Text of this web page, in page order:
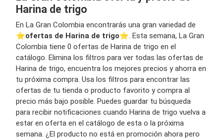
Harina de trigo
En La Gran Colombia encontrarás una gran variedad de
⭐️ofertas de Harina de trigo⭐️. Esta semana, La Gran
Colombia tiene 0 ofertas de Harina de trigo en el
catálogo. Elimina los filtros para ver todas las ofertas de
Harina de trigo, encuentra los mejores precios y ahorra en
tu próxima compra. Usa los filtros para encontrar las
ofertas de tu tienda o producto favorito y compra al
precio más bajo posible. Puedes guardar tu búsqueda
para recibir notificaciones cuando Harina de trigo vuelva a
estar en oferta en el catálogo de esta o la próxima
semana. ¿El producto no está en promoción ahora pero